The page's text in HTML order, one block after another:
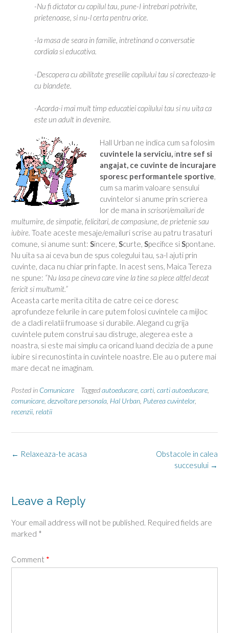
-Nu fi dictator cu copilul tau, pune-I intrebari potrivite,
prietenoase, si nu-l certa pentru orice.
-Ia masa de seara in familie, intretinand o conversatie
cordiala si educativa.
-Descopera cu abilitate greselile copilului tau si corecteaza-le
cu blandete.
-Acorda-i mai mult timp educatiei copilului tau si nu uita ca
este un adult in devenire.
Hall Urban ne indica cum sa folosim
cuvintele la serviciu, intre sef si
angajat, ce cuvinte de incurajare
sporesc performantele sportive
cum sa marim valoare sensului
cuvintelor si anume prin scrierea
lor de mana in scrisori/emailuri de
multumire, de simpatie, felicitari, de compasiune, de prietenie sau
iubire. Toate aceste mesaje/emailuri scrise au patru trasaturi
comune, si anume sunt: Sincere, Scurte, Specifice si Spontane.
Nu uita sa ai ceva bun de spus colegului tau, sa-l ajuti prin
cuvinte, daca nu chiar prin fapte. In acest sens, Maica Tereza
ne spune: “Nu lasa pe cineva care vine la tine sa plece altfel decat
fericit si multumit.”
Aceasta carte merita citita de catre cei ce doresc
aprofundeze felurile in care putem folosi cuvintele ca mijloc
de a cladi relatii frumoase si durabile. Alegand cu grija
cuvintele putem construi sau distruge, alegerea este a
noastra, si este mai simplu ca oricand luand decizia de a pune
iubire si recunostinta in cuvintele noastre. Ele au o putere mai
mare decat ne imaginam.
Posted in Comunicare Taggedautoeducare carti carti autoeducare
comunicare dezvoltare personala Hal Urban Puterea cuvintelor,
recenzii relatii
Post
Obstacole in calea
succesului →
← Relaxeaza-te acasa
Leave a Reply
Your email address will not be published. Required fields are
marked *
Comment *